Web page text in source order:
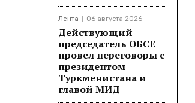
Лента 06 августа 2026
Действующий
председатель ОБСЕ
провел переговоры с
президентом
Туркменистана и
главой МИД